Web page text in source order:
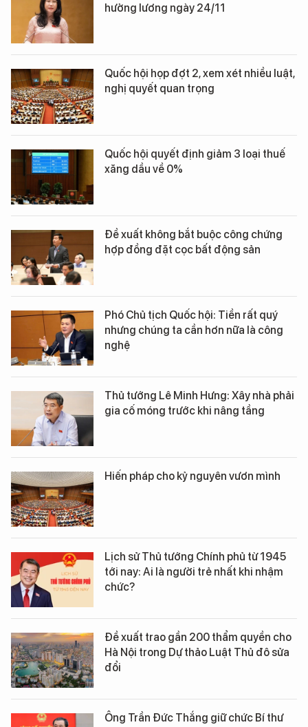
hưởng lương ngày 24/11
Quốc hội họp đợt 2, xem xét nhiều luật,
nghị quyết quan trọng
Quốc hội quyết định giảm 3 loại thuế
xăng dầu về 0%
Đề xuất không bắt buộc công chứng
hợp đồng đặt cọc bất động sản
Phó Chủ tịch Quốc hội: Tiền rất quý
nhưng chúng ta cần hơn nữa là công
nghệ
Thủ tướng Lê Minh Hưng: Xây nhà phải
gia cố móng trước khi nâng tầng
Hiến pháp cho kỷ nguyên vươn mình
Lịch sử Thủ tướng Chính phủ từ 1945
tới nay: Ai là người trẻ nhất khi nhậm
chức?
Đề xuất trao gần 200 thẩm quyền cho
Hà Nội trong Dự thảo Luật Thủ đô sửa
đổi
Ông Trần Đức Thắng giữ chức Bí thư